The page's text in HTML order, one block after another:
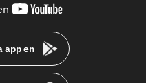
youtube-
app en